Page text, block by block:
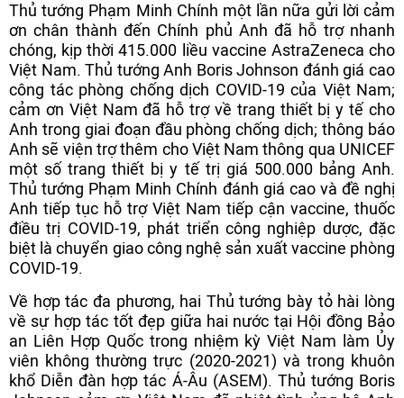
Thủ tướng Phạm Minh Chính một lần nữa gửi lời cảm
ơn chân thành đến Chính phủ Anh đã hỗ trợ nhanh
chóng, kịp thời 415.000 liều vaccine AstraZeneca cho
Việt Nam. Thủ tướng Anh Boris Johnson đánh giá cao
công tác phòng chống dịch COVID-19 của Việt Nam;
cảm ơn Việt Nam đã hỗ trợ về trang thiết bị y tế cho
Anh trong giai đoạn đầu phòng chống dịch; thông báo
Anh sẽ viện trợ thêm cho Việt Nam thông qua UNICEF
một số trang thiết bị y tế trị giá 500.000 bảng Anh.
Thủ tướng Phạm Minh Chính đánh giá cao và đề nghị
Anh tiếp tục hỗ trợ Việt Nam tiếp cận vaccine, thuốc
điều trị COVID-19, phát triển công nghiệp dược, đặc
biệt là chuyển giao công nghệ sản xuất vaccine phòng
COVID-19.
Về hợp tác đa phương, hai Thủ tướng bày tỏ hài lòng
về sự hợp tác tốt đẹp giữa hai nước tại Hội đồng Bảo
an Liên Hợp Quốc trong nhiệm kỳ Việt Nam làm Ủy
viên không thường trực (2020-2021) và trong khuôn
khổ Diễn đàn hợp tác Á-Âu (ASEM). Thủ tướng Boris